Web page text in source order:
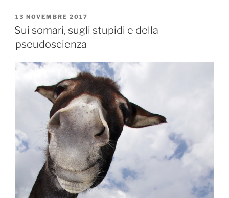
PUBBLICATO
IL
13 NOVEMBRE 2017
Sui somari, sugli stupidi e della
pseudoscienza